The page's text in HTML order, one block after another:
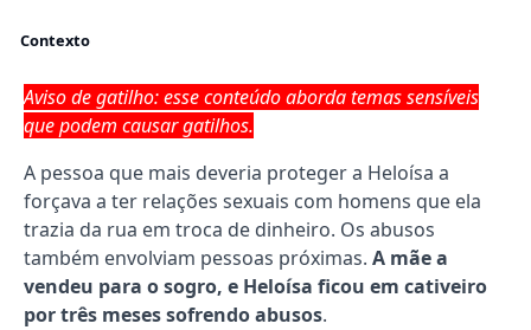
Contexto
Aviso de gatilho: esse conteúdo aborda temas sensíveis
que podem causar gatilhos.
A pessoa que mais deveria proteger a Heloísa a
forçava a ter relações sexuais com homens que ela
trazia da rua em troca de dinheiro. Os abusos
também envolviam pessoas próximas. A mãe a
vendeu para o sogro, e Heloísa ficou em cativeiro
por três meses sofrendo abusos.